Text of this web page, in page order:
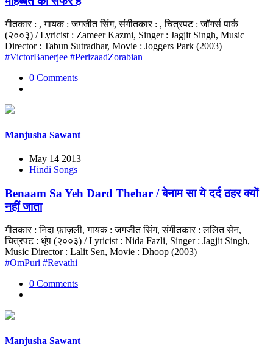
गीतकार : , गायक : जगजीत सिंग, संगीतकार : , चित्रपट : जॉगर्स पार्क
(२००३) / Lyricist : Zameer Kazmi, Singer : Jagjit Singh, Music
Director : Tabun Sutradhar, Movie : Joggers Park (2003)
#VictorBanerjee #PerizaadZorabian
0 Comments
Manjusha Sawant
May 14 2013
Hindi Songs
Benaam Sa Yeh Dard Thehar / बेनाम सा ये दर्द ठहर क्यों
नहीं जाता
गीतकार : निदा फ़ाज़ली, गायक : जगजीत सिंग, संगीतकार : ललित सेन,
चित्रपट : धूंप (२००३) / Lyricist : Nida Fazli, Singer : Jagjit Singh,
Music Director : Lalit Sen, Movie : Dhoop (2003)
#OmPuri #Revathi
0 Comments
Manjusha Sawant